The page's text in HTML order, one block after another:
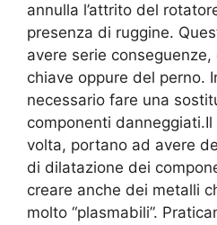
annulla l’attrito del
presenza di ruggine.
avere serie
chiave oppure del perno.
necessario fare una
componenti
volta, portano ad avere
di dilatazione dei
creare anche dei metalli
molto “plasmabili”.